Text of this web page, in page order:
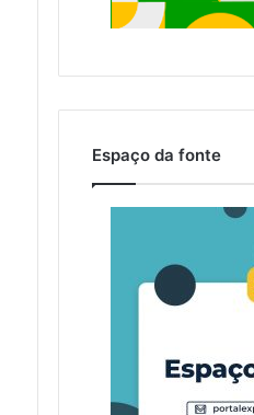
Espaço da fonte